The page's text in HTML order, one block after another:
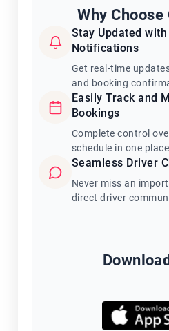
Why Choose
Stay Updated
Notifications
Get real-time
and booking
Easily Track and
Bookings
Complete control
schedule in one place
Seamless Driver
Never miss an
direct driver